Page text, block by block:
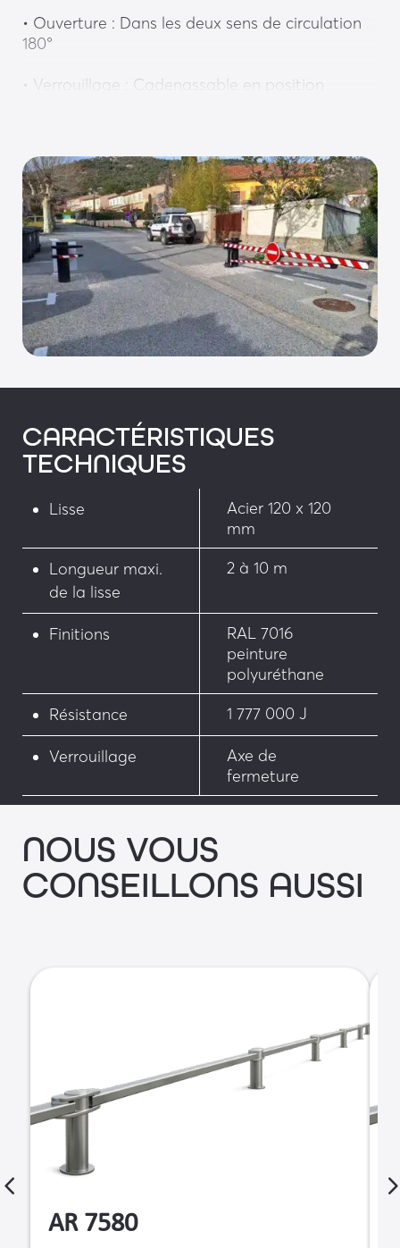
• Ouverture : Dans les deux sens de circulation
180°
• Verrouillage : Cadenassable en position
Equipement optionnels :
Personnalisation
• Contact de position
• Teinte RAL au choix
• Goupille cadenassable
• Bande réfléchissante
• Teinte bicolore poteaux / lisse
CARACTÉRISTIQUES
TECHNIQUES
Lisse
Acier 120 x 120
mm
Longueur maxi.
de la lisse
2 à 10 m
Finitions
RAL 7016
peinture
polyuréthane
Résistance 1 777 000 J
Verrouillage
Axe de
fermeture
NOUS VOUS
CONSEILLONS AUSSI
AR 7580